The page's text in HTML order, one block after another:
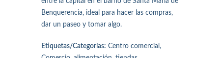
Benquerencia, ideal para hacer las compras,
dar un paseo y tomar algo.
Etiquetas/Categorías: Centro comercial,